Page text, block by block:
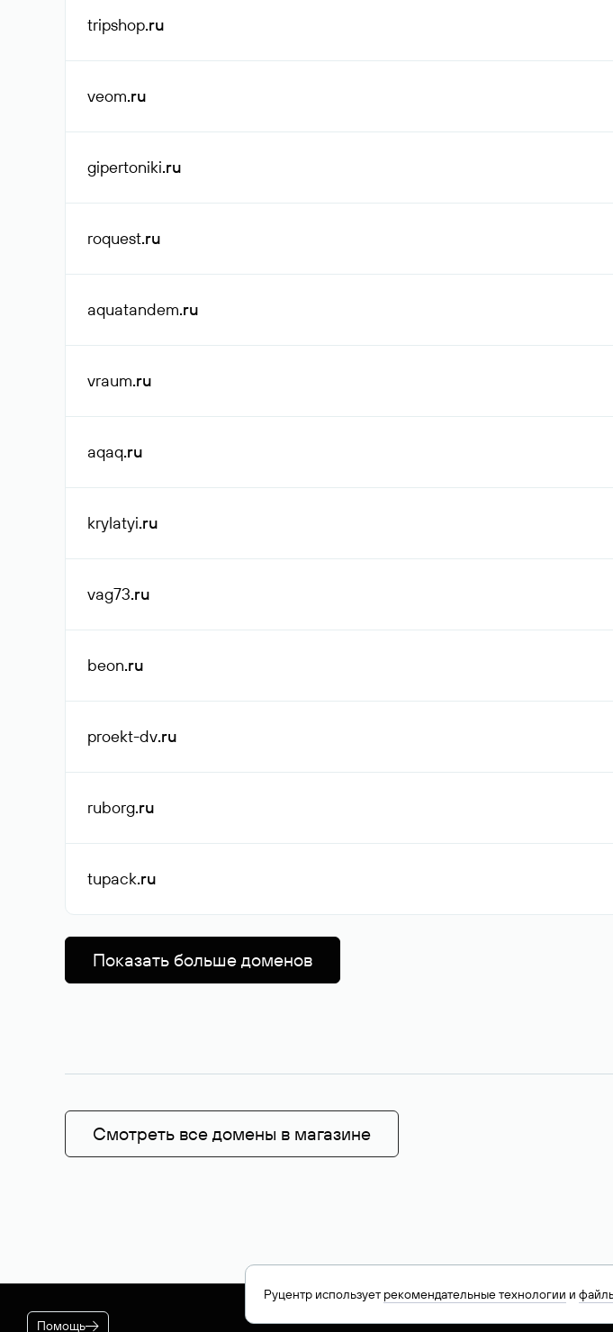
tripshop.ru
veom.ru
gipertoniki.ru
roquest.ru
aquatandem.ru
vraum.ru
aqaq.ru
krylatyi.ru
vag73.ru
beon.ru
proekt-dv.ru
ruborg.ru
tupack.ru
Показать больше доменов
Смотреть все домены в магазине
Помощь
Руцентр использует рекомендательные технологии и